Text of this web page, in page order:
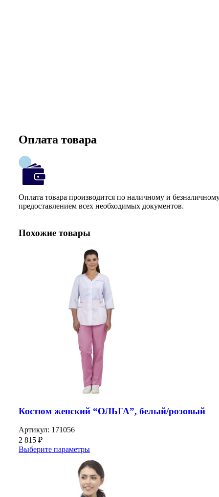
Оплата товара
Оплата товара производится по наличному и
предоставлением всех необходимых документов.
Похожие товары
Костюм женский “ОЛЬГА”, белый/розовый
Артикул: 171056
2 815 ₽
Выберите параметры